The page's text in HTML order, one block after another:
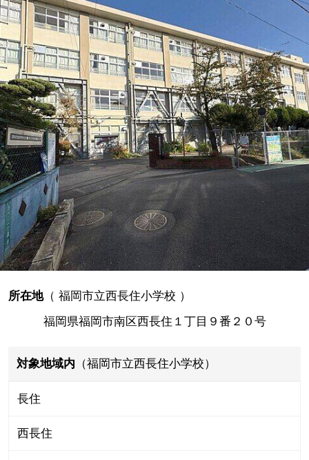
所在地（ 福岡市立西長住小学校 ）
福岡県福岡市南区西長住１丁目９番２０号
対象地域内 （福岡市立西長住小学校）
長住
西長住